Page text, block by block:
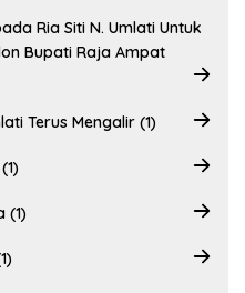
Ria Siti N. Umlati Untuk
Bupati Raja Ampat
Terus Mengalir (1)
(1)